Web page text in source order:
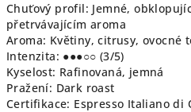
Chuťový profil: Jemné,
přetrvávajícím aroma
Aroma: Květiny, citrusy, ovocné
Intenzita: ●●●○○ (3/5)
Kyselost: Rafinovaná, jemná
Pražení: Dark roast
Certifikace: Espresso Italiano di